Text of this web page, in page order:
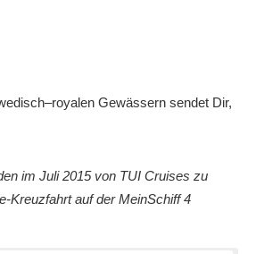
Gewässern sendet Dir,
im Juli 2015 von TUI Cruises zu
Kreuzfahrt auf der MeinSchiff 4